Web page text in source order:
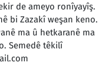
de ameyo ronîyayîş.
bi Zazakî weşan keno.
ma û hetkaranê ma
Semedê têkilî